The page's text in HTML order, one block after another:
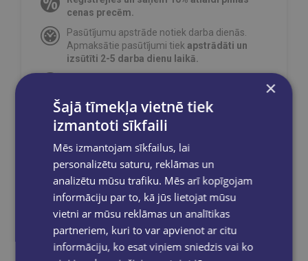
cenas precēm.
Pasūtījumu apstrāde notiek darba dienās.
Apmaksātie pasūtījumi tiek apstrādāti un
izsūtīti 2-5 darba dienu laikā.
Bezmaksas piegāde jebkurā GLOBUSS
grāmatnīcā 1-5 darba dienu laikā, kad
e-pastu un/ vai SMS.
×
Šajā tīmekļa vietnē tiek
izmantoti sīkfaili
Mēs izmantojam sīkfailus, lai
personalizētu saturu, reklāmas un
analizētu mūsu trafiku. Mēs arī kopīgojam
informāciju par to, kā jūs lietojat mūsu
vietni ar mūsu reklāmas un analītikas
partneriem, kuri to var apvienot ar citu
informāciju, ko esat viņiem sniedzis vai ko